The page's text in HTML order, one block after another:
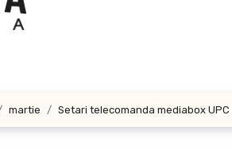
martie Setari telecomanda mediabox UPC